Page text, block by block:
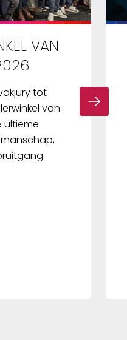
VAN
tot
van
ultieme